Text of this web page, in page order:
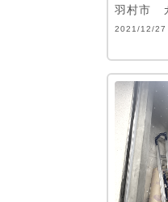
羽村市
2021/12/27